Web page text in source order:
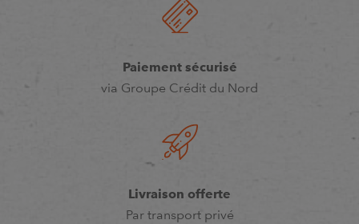
Paiement sécurisé
via Groupe Crédit du Nord
Livraison offerte
Par transport privé